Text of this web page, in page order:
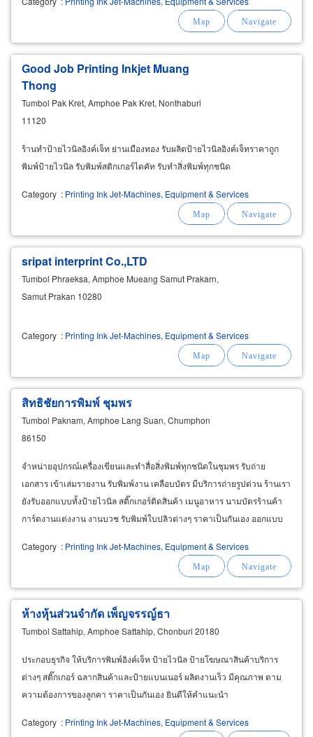
Good Job Printing Inkjet Muang
Thong
Tumbol Pak Kret, Amphoe Pak Kret, Nonthaburi
11120
ร้านทำป้ายไวนิลอิงค์เจ็ท ย่านเมืองทอง รับผลิตป้ายไวนิลอิงค์เจ็ทราคาถูก
พิมพ์ป้ายไวนิล รับพิมพ์สติกเกอร์ไดคัท รับทำสิ่งพิมพ์ทุกชนิด
Category : Printing Ink Jet-Machines, Equipment & Services
sripat interprint Co.,LTD
Tumbol Phraeksa, Amphoe Mueang Samut Prakarn,
Samut Prakan 10280
Category : Printing Ink Jet-Machines, Equipment & Services
สิทธิชัยการพิมพ์ ชุมพร
Tumbol Paknam, Amphoe Lang Suan, Chumphon
86150
จำหน่ายอุปกรณ์เครื่องเขียนและทำสื่อสิ่งพิมพ์ทุกชนิดในชุมพร รับถ่าย
เอกสาร เข้าเล่มรายงาน รับพิมพ์งาน เคลือบบัตร มีบริการถ่ายรูปด่วน ร้านเรา
ยังรับออกแบบทั้งป้ายไวนิล สติ๊กเกอร์ติดสินค้า เมนูอาหาร นามบัตรร้านค้า
การ์ดงานแต่งงาน งานบวช รับพิมพ์ใบปลิวต่างๆ ราคาเป็นกันเอง ออกแบบ
Category : Printing Ink Jet-Machines, Equipment & Services
ห้างหุ้นส่วนจำกัด เพ็ญจรรญ์ธา
Tumbol Sattahip, Amphoe Sattahip, Chonburi 20180
ประกอบธุรกิจ ให้บริการพิมพ์อิงค์เจ็ท ป้ายไวนิล ป้ายโฆษณาสินค้าบริการ
ต่างๆ สติ๊กเกอร์ ฉลากสินค้าและป้ายแบนเนอร์ ผลิตงานเร็ว มีคุณภาพ ตาม
ความต้องการของลูกคา ราคาเป็นกันเอง ยินดีให้คำแนะนำ
Category : Printing Ink Jet-Machines, Equipment & Services